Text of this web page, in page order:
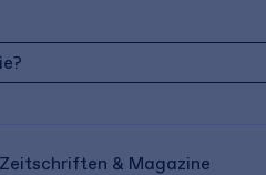
Zeitschriften & Magazine